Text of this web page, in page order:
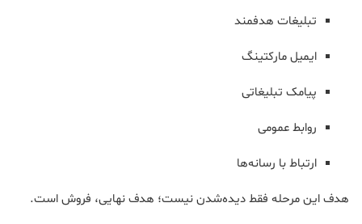
تبلیغات هدفمند
ایمیل مارکتینگ
پیامک تبلیغاتی
روابط عمومی
ارتباط با رسانه‌ها
هدف این مرحله فقط دیده‌شدن نیست؛ هدف نهایی، فروش است.